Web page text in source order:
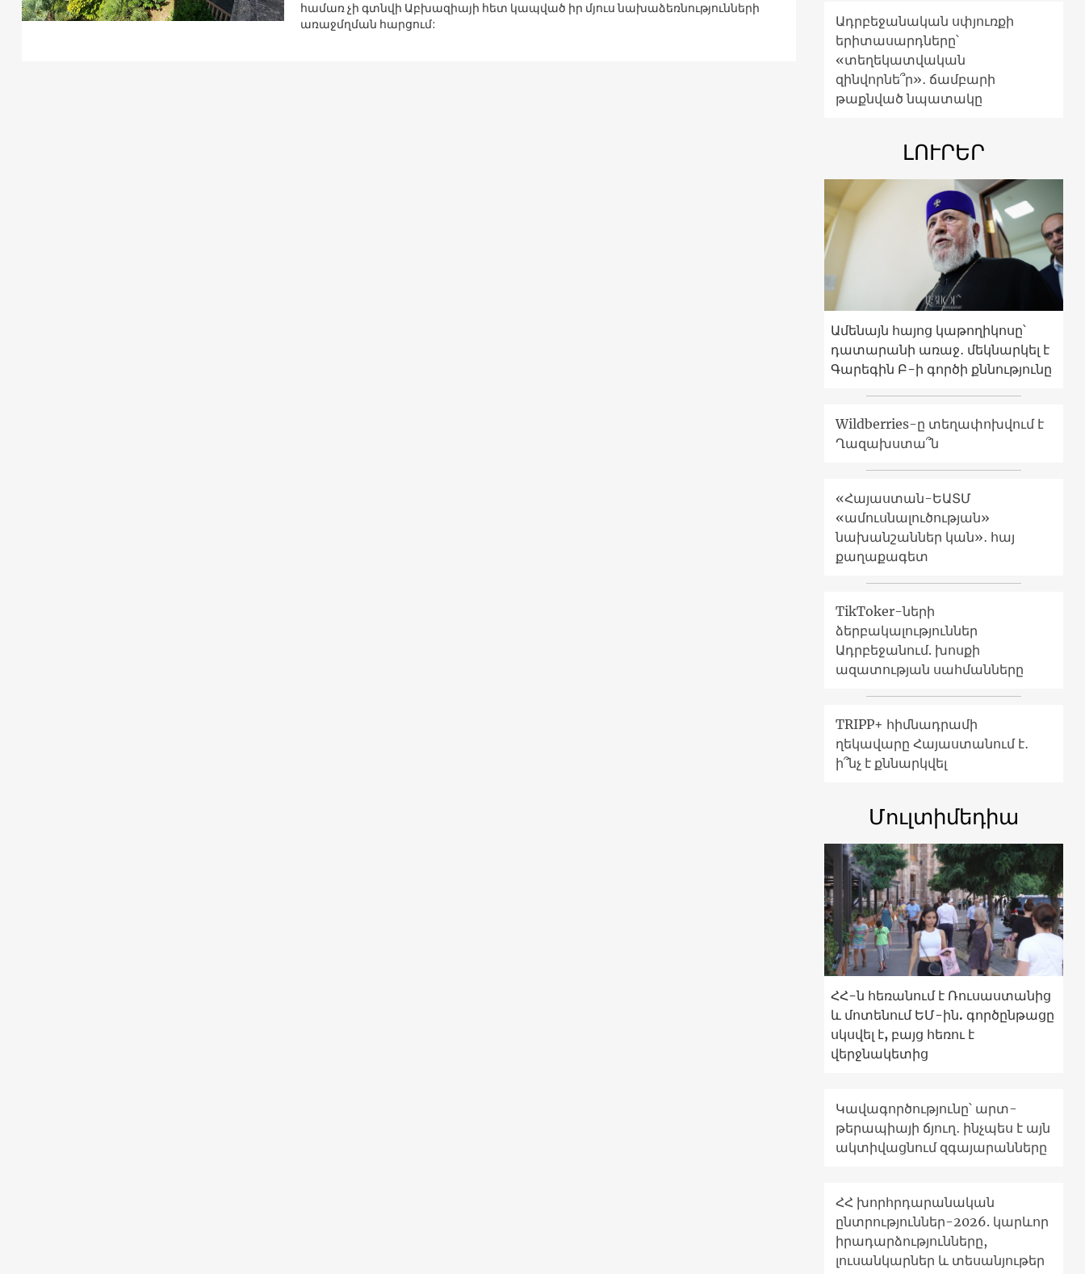
համառ չի գտնվի Աբխազիայի հետ կապված իր մյուս նախաձեռնությունների
առաջմղման հարցում:
Ադրբեջանական սփյուռքի
երիտասարդները՝
«տեղեկատվական
զինվորնե՞ր»․ ճամբարի
թաքնված նպատակը
ԼՈՒՐԵՐ
Ամենայն հայոց կաթողիկոսը՝
դատարանի առաջ․ մեկնարկել է
Գարեգին Բ-ի գործի քննությունը
Wildberries-ը տեղափոխվում է
Ղազախստա՞ն
«Հայաստան-ԵԱՏՄ
«ամուսնալուծության»
նախանշաններ կան»․ հայ
քաղաքագետ
TikToker-ների
ձերբակալություններ
Ադրբեջանում. խոսքի
ազատության սահմանները
TRIPP+ հիմնադրամի
ղեկավարը Հայաստանում է․
ի՞նչ է քննարկվել
Մուլտիմեդիա
ՀՀ-ն հեռանում է Ռուսաստանից
և մոտենում ԵՄ-ին. գործընթացը
սկսվել է, բայց հեռու է
վերջնակետից
Կավագործությունը՝ արտ-
թերապիայի ճյուղ․ ինչպես է այն
ակտիվացնում զգայարանները
ՀՀ խորհրդարանական
ընտրություններ-2026. կարևոր
իրադարձությունները,
լուսանկարներ և տեսանյութեր